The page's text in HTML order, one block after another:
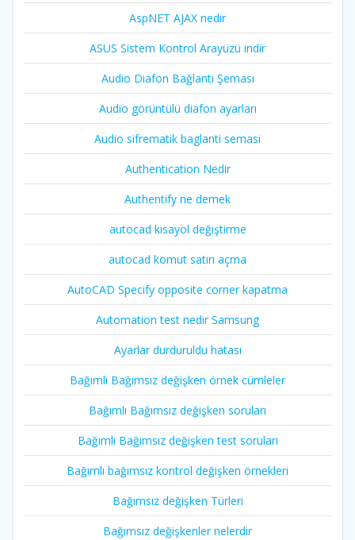
AspNET AJAX nedir
ASUS Sistem Kontrol Arayüzü indir
Audio Diafon Bağlantı Şeması
Audio görüntülü diafon ayarları
Audio sifrematik baglanti semasi
Authentication Nedir
Authentify ne demek
autocad kısayol değiştirme
autocad komut satırı açma
AutoCAD Specify opposite corner kapatma
Automation test nedir Samsung
Ayarlar durduruldu hatası
Bağımlı Bağımsız değişken örnek cümleler
Bağımlı Bağımsız değişken soruları
Bağımlı Bağımsız değişken test soruları
Bağımlı bağımsız kontrol değişken örnekleri
Bağımsız değişken Türleri
Bağımsız değişkenler nelerdir